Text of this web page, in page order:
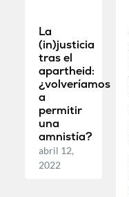
La
(in)justicia
tras el
apartheid:
¿volveríamos
a
permitir
una
amnistía?
abril 12,
2022